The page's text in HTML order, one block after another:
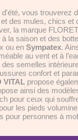
vous trouverez
des mules, chics et
la marque
la saison et des
ou en Sympatex.
au vent et à
semelles
confort et
VITAL propose
ainsi des
pour ceux qui
les pieds
pour personnes à